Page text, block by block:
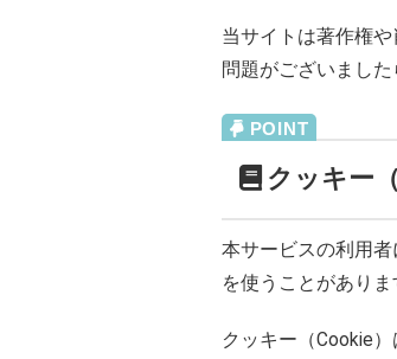
当サイトは著作権
問題がございまし
クッキー
本サービスの利用
を使うことがありま
クッキー（Cookie